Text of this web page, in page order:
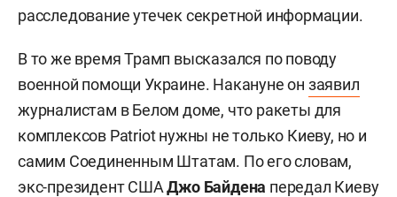
расследование утечек секретной информации.
В то же время Трамп высказался по поводу
военной помощи Украине. Накануне он заявил
журналистам в Белом доме, что ракеты для
комплексов Patriot нужны не только Киеву, но и
самим Соединенным Штатам. По его словам,
экс-президент СШАДжо Байдена передал Киеву